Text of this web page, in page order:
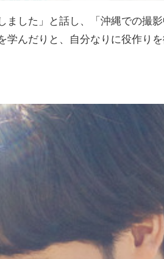
ました」と話し、「沖縄での撮
んだりと、自分なりに役作り